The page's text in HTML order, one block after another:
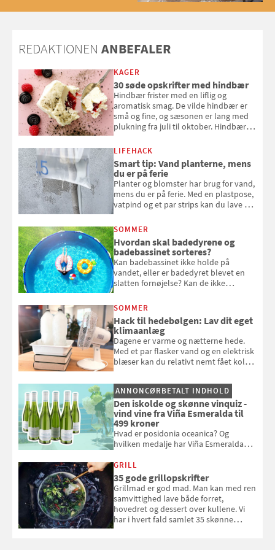
REDAKTIONEN ANBEFALER
KAGER
30 søde opskrifter med hindbær
Hindbær frister med en liflig og
aromatisk smag. De vilde hindbær er
små og fine, og sæsonen er lang med
plukning fra juli til oktober. Hindbær
kan bruge dine hindbær i alt fra
bagværk og salater til is og syltning.
LIFEHACK
Smart tip: Vand planterne, mens
du er på ferie
Planter og blomster har brug for vand,
mens du er på ferie. Med en plastpose,
vatpind og et par strips kan du lave dit
at bede naboen om at vande eller
SOMMER
Hvordan skal badedyrene og
badebassinet sorteres?
Kan badebassinet ikke holde på
vandet, eller er badedyret blevet en
slatten fornøjelse? Kan de ikke
opmærksom, når du smider
badebassinet eller et badedyr ud
SOMMER
Hack til hedebølgen: Lav dit eget
klimaanlæg
Dagene er varme og nætterne hede.
Med et par flasker vand og en elektrisk
blæser kan du relativt nemt fået koldt
og se, hvordan du gør
ANNONCØRBETALT INDHOLD
Den iskolde og skønne vinquiz -
vind vine fra Viña Esmeralda til
499 kroner
Hvad er posidonia oceanica? Og
hvilken medalje har Viña Esmeralda
med i Samvirkes skønne vinquiz, hvor
du kan vinde 6 flasker vin fra Viña
Esmeralda. Konkurrencen slutter 1.
september 2026.
GRILL
35 gode grillopskrifter
Grillmad er god mad. Man kan med ren
samvittighed lave både forret,
hovedret og dessert over kullene. Vi
har i hvert fald samlet 35 skønne